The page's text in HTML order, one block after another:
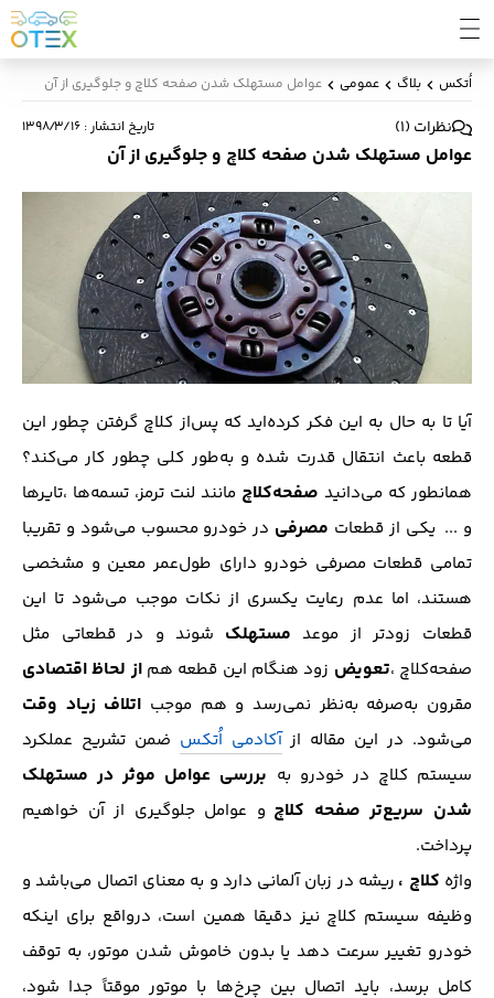
اُتکس بلاگ عمومی عوامل مستهلک شدن صفحه کلاچ و جلوگیری از آن
نظرات (
1
) تاریخ انتشار: ۱۳۹۸/۳/۱۶
عوامل مستهلک شدن صفحه کلاچ و جلوگیری از آن
آیا تا به حال به این فکر کرده‌اید که پس‌از کلاچ گرفتن چطور این
قطعه باعث انتقال قدرت شده و به‌طور کلی چطور کار می‌کند؟
همانطور که می‌دانید صفحه‌کلاچ مانند لنت ترمز، تسمه‌ها ،تایر‌ها
و ... یکی از قطعات مصرفی در خودرو محسوب می‌شود و تقریبا
تمامی قطعات مصرفی خودرو دارای طول‌عمر معین و مشخصی
هستند، اما عدم رعایت یکسری از نکات موجب می‌شود تا این
قطعات زودتر از موعد مستهلک شوند و در قطعاتی مثل
صفحه‌کلاچ ،تعویض‌ زود هنگام این قطعه هماز لحاظ اقتصادی
مقرون به‌صرفه به‌نظر نمی‌رسد و هم موجب اتلاف زیاد وقت
می‌شود. در این مقاله ازآکادمی اُتکس ضمن تشریح عملکرد
سیستم کلاچ در خودرو به بررسی عوامل موثر در مستهلک
شدن سریع‌تر صفحه کلاچ و عوامل جلوگیری از آن خواهیم
پرداخت.
واژه کلاچ ، ریشه در زبان آلمانی دارد و به معنای اتصال می‌باشد و
وظیفه سیستم کلاچ نیز دقیقا همین است، درواقع برای اینکه
خودرو تغییر سرعت دهد یا بدون خاموش شدن موتور، به توقف
کامل برسد، باید اتصال بین چرخ‌ها با موتور موقتاً جدا شود،